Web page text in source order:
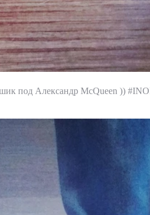
под Александр McQueen ))